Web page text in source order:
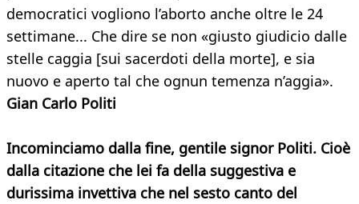
democratici vogliono l’aborto anche oltre le 24
settimane... Che dire se non «giusto giudicio dalle
stelle caggia [sui sacerdoti della morte], e sia
nuovo e aperto tal che ognun temenza n’aggia».
Gian Carlo Politi
Incominciamo dalla fine, gentile signor Politi. Cioè
dalla citazione che lei fa della suggestiva e
durissima invettiva che nel sesto canto del